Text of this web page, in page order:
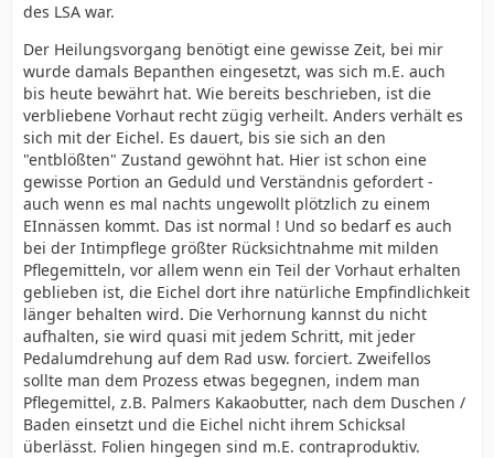
des LSA war.
Der Heilungsvorgang benötigt eine gewisse Zeit, bei mir
wurde damals Bepanthen eingesetzt, was sich m.E. auch
bis heute bewährt hat. Wie bereits beschrieben, ist die
verbliebene Vorhaut recht zügig verheilt. Anders verhält es
sich mit der Eichel. Es dauert, bis sie sich an den
"entblößten" Zustand gewöhnt hat. Hier ist schon eine
gewisse Portion an Geduld und Verständnis gefordert -
auch wenn es mal nachts ungewollt plötzlich zu einem
EInnässen kommt. Das ist normal ! Und so bedarf es auch
bei der Intimpflege größter Rücksichtnahme mit milden
Pflegemitteln, vor allem wenn ein Teil der Vorhaut erhalten
geblieben ist, die Eichel dort ihre natürliche Empfindlichkeit
länger behalten wird. Die Verhornung kannst du nicht
aufhalten, sie wird quasi mit jedem Schritt, mit jeder
Pedalumdrehung auf dem Rad usw. forciert. Zweifellos
sollte man dem Prozess etwas begegnen, indem man
Pflegemittel, z.B. Palmers Kakaobutter, nach dem Duschen /
Baden einsetzt und die Eichel nicht ihrem Schicksal
überlässt. Folien hingegen sind m.E. contraproduktiv.